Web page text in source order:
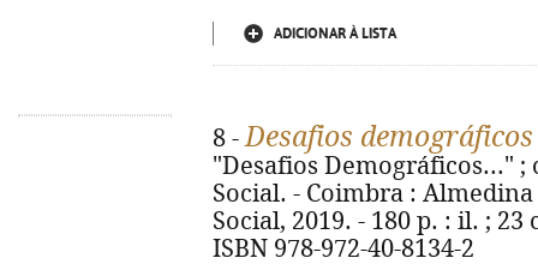
ADICIONAR À LISTA
8 -Desafios demográficos
"Desafios Demográficos..."
Social. - Coimbra :
Social, 2019. - 180 p. : il. ;
ISBN 978-972-40-8134-2